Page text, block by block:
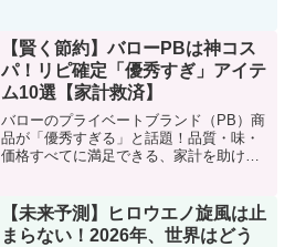
【賢く節約】バローPBは神コス
パ！リピ確定「優秀すぎ」アイテ
ム10選【家計救済】
バローのプライベートブランド（PB）商
品が「優秀すぎる」と話題！品質・味・
価格すべてに満足できる、家計を助ける
魅力を大公開！
【未来予測】ヒロウエノ旋風は止
まらない！2026年、世界はどう